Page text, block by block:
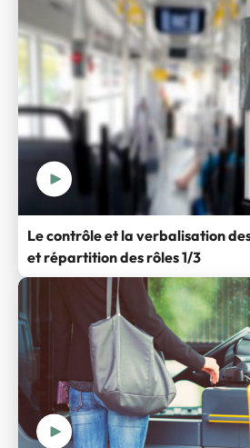
Le contrôle et la verbalisation
et répartition des rôles 1/3